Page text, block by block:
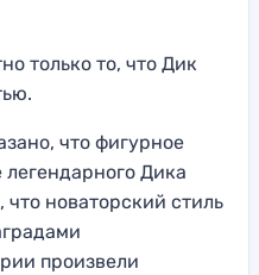
только то, что Дик
что фигурное
легендарного Дика
что новаторский стиль
произвели